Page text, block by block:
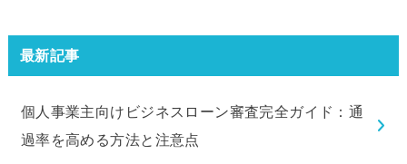
験してみました。
最新記事
個人事業主向けビジネスローン審査完全ガイド：通
過率を高める方法と注意点